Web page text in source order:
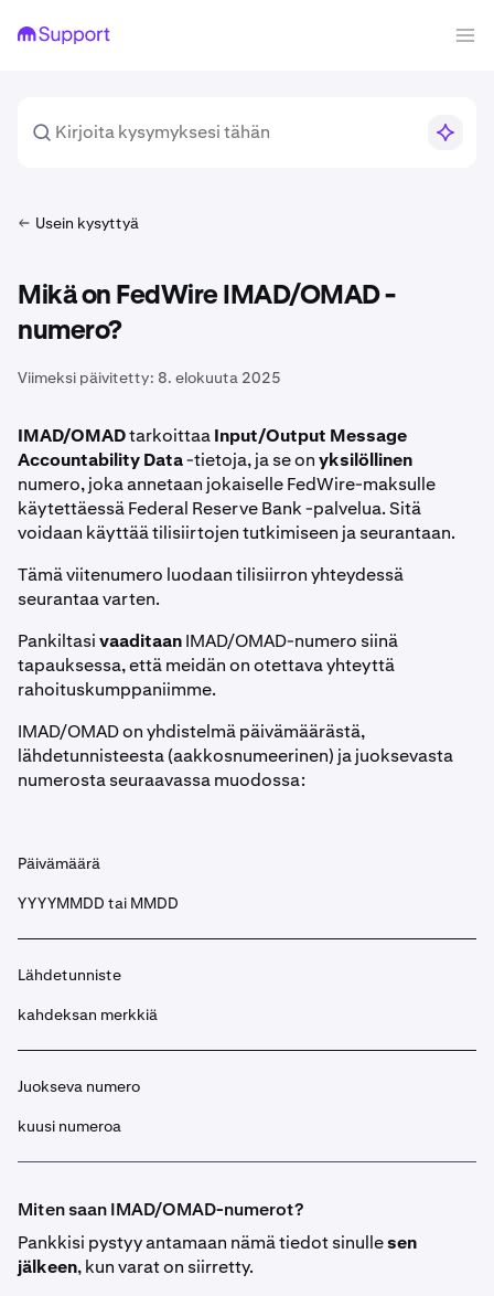
Usein kysyttyä
Mikä on FedWire IMAD/OMAD -
numero?
Viimeksi päivitetty: 8. elokuuta 2025
IMAD/OMADtarkoittaaInput/Output Message
Accountability Data-tietoja, ja se onyksilöllinen
numero, joka annetaan jokaiselle FedWire-maksulle
käytettäessä Federal Reserve Bank -palvelua. Sitä
voidaan käyttää tilisiirtojen tutkimiseen ja seurantaan.
Tämä viitenumero luodaan tilisiirron yhteydessä
seurantaa varten.
PankiltasivaaditaanIMAD/OMAD-numero siinä
tapauksessa, että meidän on otettava yhteyttä
rahoituskumppaniimme.
IMAD/OMAD on yhdistelmä päivämäärästä,
lähdetunnisteesta (aakkosnumeerinen) ja juoksevasta
numerosta seuraavassa muodossa:
Päivämäärä
YYYYMMDD tai MMDD
Lähdetunniste
kahdeksan merkkiä
Juokseva numero
kuusi numeroa
Miten saan IMAD/OMAD-numerot?
Pankkisi pystyy antamaan nämä tiedot sinullesen
jälkeen, kun varat on siirretty.